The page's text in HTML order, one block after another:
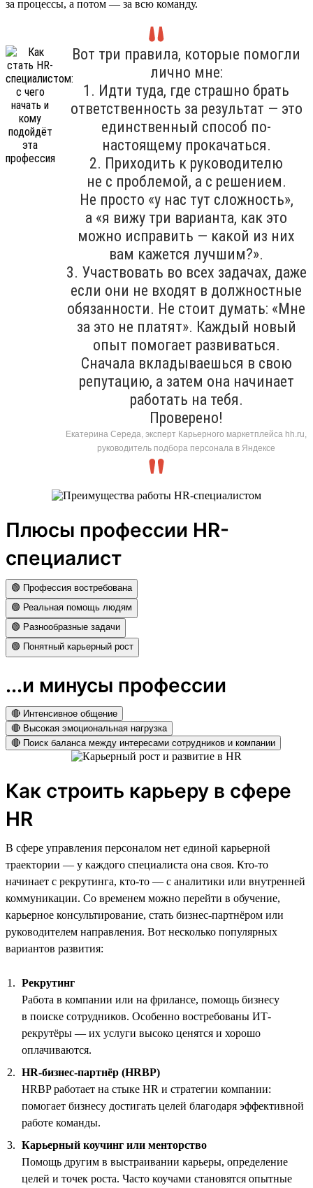
за процессы, а потом — за всю команду.
Вот три правила, которые помогли
лично мне:
1. Идти туда, где страшно брать
ответственность за результат — это
единственный способ по-
настоящему прокачаться.
2. Приходить к руководителю
не с проблемой, а с решением.
Не просто «у нас тут сложность»,
а «я вижу три варианта, как это
можно исправить — какой из них
вам кажется лучшим?».
3. Участвовать во всех задачах, даже
если они не входят в должностные
обязанности. Не стоит думать: «Мне
за это не платят». Каждый новый
опыт помогает развиваться.
Сначала вкладываешься в свою
репутацию, а затем она начинает
работать на тебя.
Проверено!
Екатерина Середа, эксперт Карьерного маркетплейса hh.ru,
руководитель подбора персонала в Яндексе
Плюсы профессии HR-
специалист
🟢 Профессия востребована
🟢 Реальная помощь людям
🟢 Разнообразные задачи
🟢 Понятный карьерный рост
...и минусы профессии
🔴 Интенсивное общение
🔴 Высокая эмоциональная нагрузка
🔴 Поиск баланса между интересами сотрудников и компании
Как строить карьеру в сфере
HR
В сфере управления персоналом нет единой карьерной
траектории — у каждого специалиста она своя. Кто-то
начинает с рекрутинга, кто-то — с аналитики или внутренней
коммуникации. Со временем можно перейти в обучение,
карьерное консультирование, стать бизнес-партнёром или
руководителем направления. Вот несколько популярных
вариантов развития:
Рекрутинг
Работа в компании или на фрилансе, помощь бизнесу
в поиске сотрудников. Особенно востребованы ИТ-
рекрутёры — их услуги высоко ценятся и хорошо
оплачиваются.
HR-бизнес-партнёр (HRBP)
HRBP работает на стыке HR и стратегии компании:
помогает бизнесу достигать целей благодаря эффективной
работе команды.
Карьерный коучинг или менторство
Помощь другим в выстраивании карьеры, определение
целей и точек роста. Часто коучами становятся опытные